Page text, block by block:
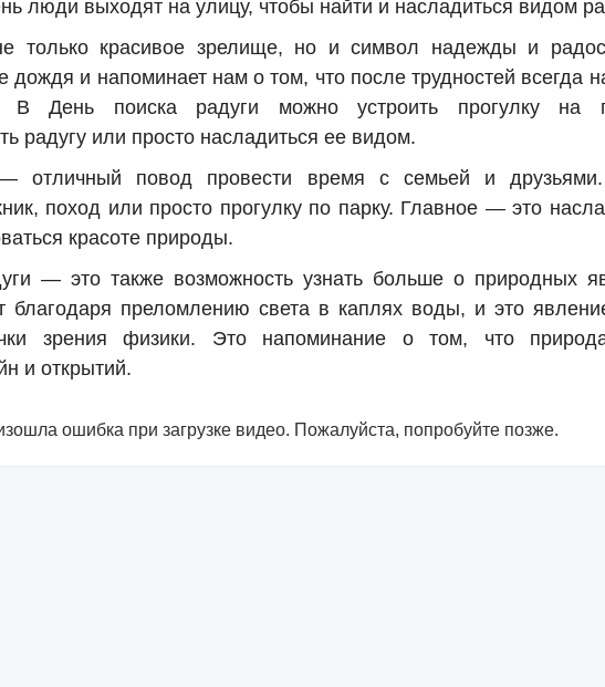
люди выходят на улицу, чтобы найти и насладиться видом
красивое зрелище, но и символ надежды и
дождя и напоминает нам о том, что после трудностей всегда
В День поиска радуги можно устроить прогулку на
радугу или просто насладиться ее видом.
отличный повод провести время с семьей и
поход или просто прогулку по парку. Главное — это
красоте природы.
— это также возможность узнать больше о природных
благодаря преломлению света в каплях воды, и это
зрения физики. Это напоминание о том, что
и открытий.
ошибка при загрузке видео. Пожалуйста, попробуйте позже.